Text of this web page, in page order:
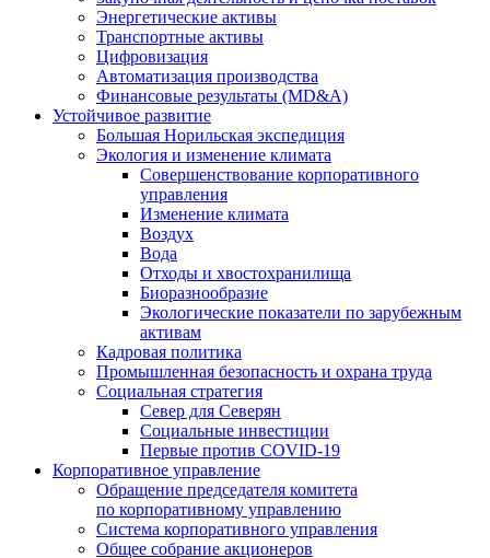
Энергетические активы
Транспортные активы
Цифровизация
Автоматизация производства
Финансовые результаты (MD&A)
Устойчивое развитие
Большая Норильская экспедиция
Экология и изменение климата
Совершенствование корпоративного
управления
Изменение климата
Воздух
Вода
Отходы и хвостохранилища
Биоразнообразие
Экологические показатели по зарубежным
активам
Кадровая политика
Промышленная безопасность и охрана труда
Социальная стратегия
Север для Северян
Социальные инвестиции
Первые против COVID‑19
Корпоративное управление
Обращение председателя комитета
по корпоративному управлению
Система корпоративного управления
Общее собрание акционеров